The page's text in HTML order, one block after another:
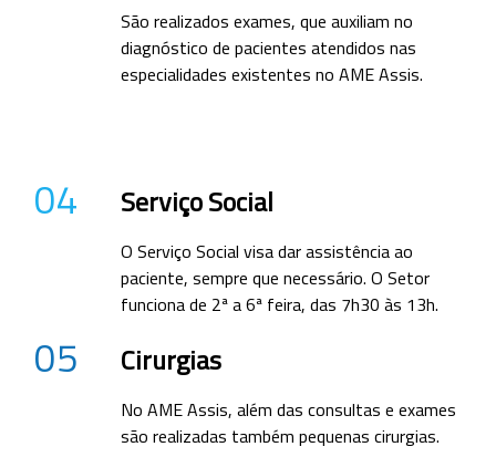
São realizados exames, que auxiliam no
diagnóstico de pacientes atendidos nas
especialidades existentes no AME Assis.
04 Serviço Social
O Serviço Social visa dar assistência ao
paciente, sempre que necessário. O Setor
funciona de 2ª a 6ª feira, das 7h30 às 13h.
05 Cirurgias
No AME Assis, além das consultas e exames
são realizadas também pequenas cirurgias.